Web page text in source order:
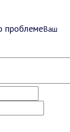
проблемеВаш